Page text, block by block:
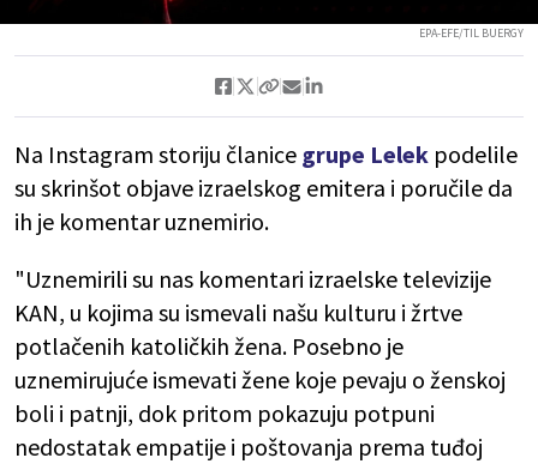
EPA-EFE/TIL BUERGY
Na Instagram storiju članice grupe Lelek podelile
su skrinšot objave izraelskog emitera i poručile da
ih je komentar uznemirio.
"Uznemirili su nas komentari izraelske televizije
KAN, u kojima su ismevali našu kulturu i žrtve
potlačenih katoličkih žena. Posebno je
uznemirujuće ismevati žene koje pevaju o ženskoj
boli i patnji, dok pritom pokazuju potpuni
nedostatak empatije i poštovanja prema tuđoj